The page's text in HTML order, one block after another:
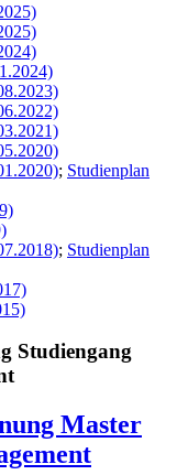
; Studienplan
; Studienplan
Studiengang
Master